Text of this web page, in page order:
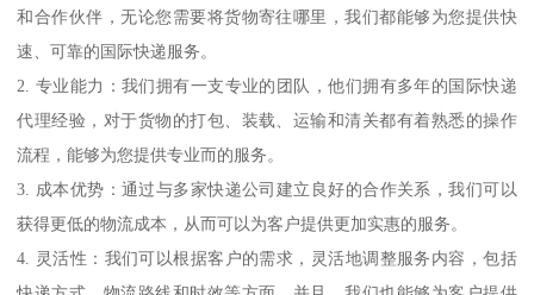
和合作伙伴，无论您需要将货物寄往哪里，我们都能够为您提供快
速、可靠的国际快递服务。
2. 专业能力：我们拥有一支专业的团队，他们拥有多年的国际快递
代理经验，对于货物的打包、装载、运输和清关都有着熟悉的操作
流程，能够为您提供专业而的服务。
3. 成本优势：通过与多家快递公司建立良好的合作关系，我们可以
获得更低的物流成本，从而可以为客户提供更加实惠的服务。
4. 灵活性：我们可以根据客户的需求，灵活地调整服务内容，包括